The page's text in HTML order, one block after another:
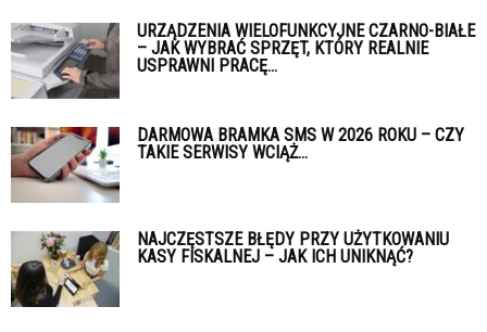
URZĄDZENIA WIELOFUNKCYJNE CZARNO-BIAŁE
– JAK WYBRAĆ SPRZĘT, KTÓRY REALNIE
USPRAWNI PRACĘ...
DARMOWA BRAMKA SMS W 2026 ROKU – CZY
TAKIE SERWISY WCIĄŻ...
NAJCZĘSTSZE BŁĘDY PRZY UŻYTKOWANIU
KASY FISKALNEJ – JAK ICH UNIKNĄĆ?